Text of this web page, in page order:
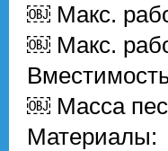
￼ Макс.
￼ Макс.
￼ Масса
Материалы: